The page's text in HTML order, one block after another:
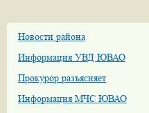
Новости района
Информация УВД ЮВАО
Прокурор разъясняет
Информация МЧС ЮВАО